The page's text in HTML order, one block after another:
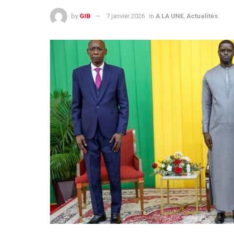
by GIB 7 janvier 2026 in A LA UNE Actualités